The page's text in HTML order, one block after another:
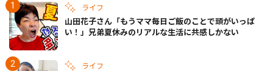
ライフ
山田花子さん「もうママ毎日ご飯のことで頭がいっぱ
い！」兄弟夏休みのリアルな生活に共感しかない
ライフ